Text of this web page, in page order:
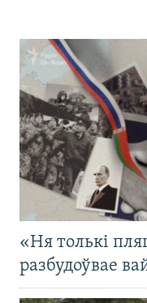
«Ня толькі
разбудоўвае